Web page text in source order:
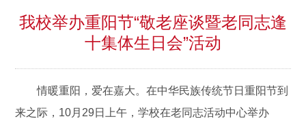
我校举办重阳节“敬老座谈暨老同志逢
十集体生日会”活动
情暖重阳，爱在嘉大。在中华民族传统节日重阳节到
来之际，10月29日上午，学校在老同志活动中心举办